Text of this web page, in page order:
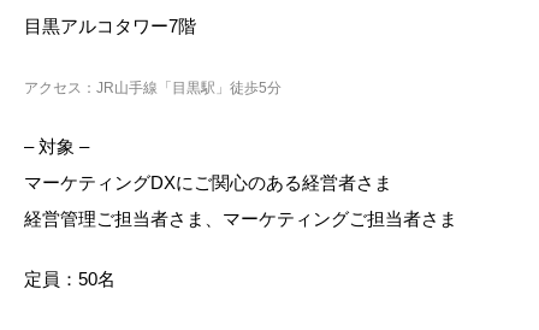
目黒アルコタワー7階
アクセス：JR山手線「目黒駅」徒歩5分
– 対象 –
マーケティングDXにご関心のある経営者さま
経営管理ご担当者さま、マーケティングご担当者さま
定員：50名